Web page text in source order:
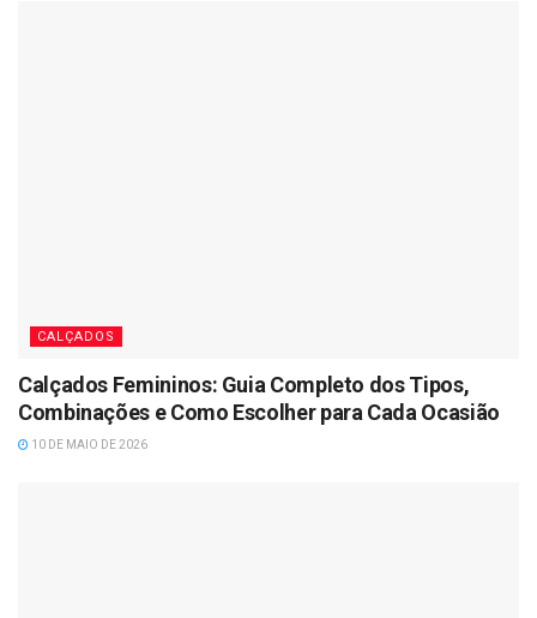
CALÇADOS
Calçados Femininos: Guia Completo dos Tipos,
Combinações e Como Escolher para Cada Ocasião
10 DE MAIO DE 2026